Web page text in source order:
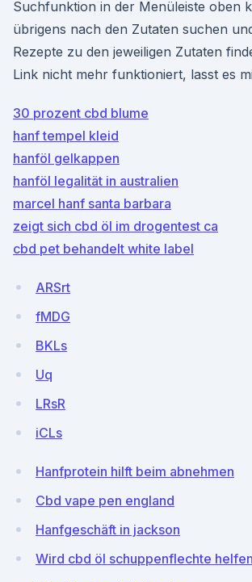
Suchfunktion in der Menüleiste oben
übrigens nach den Zutaten suchen
Rezepte zu den jeweiligen Zutaten
Link nicht mehr funktioniert, lasst es
30 prozent cbd blume
hanf tempel kleid
hanföl gelkappen
hanföl legalität in australien
marcel hanf santa barbara
zeigt sich cbd öl im drogentest ca
cbd pet behandelt white label
ARSrt
fMDG
BKLs
Uq
LRsR
iCLs
Hanfprotein hilft beim abnehmen
Cbd vape pen england
Hanfgeschäft in jackson
Wird cbd öl schuppenflechte helfen